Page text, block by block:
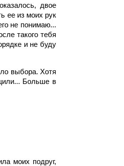
двое
ее из моих рук
не понимаю...
такого тебя
и не буду
выбора. Хотя
Больше в
моих подруг,